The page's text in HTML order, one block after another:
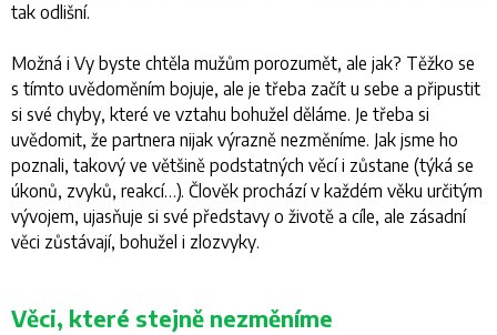
tak odlišní.
Možná i Vy byste chtěla mužům porozumět, ale jak? Těžko se
s tímto uvědoměním bojuje, ale je třeba začít u sebe a připustit
si své chyby, které ve vztahu bohužel děláme. Je třeba si
uvědomit, že partnera nijak výrazně nezměníme. Jak jsme ho
poznali, takový ve většině podstatných věcí i zůstane (týká se
úkonů, zvyků, reakcí…). Člověk prochází v každém věku určitým
vývojem, ujasňuje si své představy o životě a cíle, ale zásadní
věci zůstávají, bohužel i zlozvyky.
Věci, které stejně nezměníme